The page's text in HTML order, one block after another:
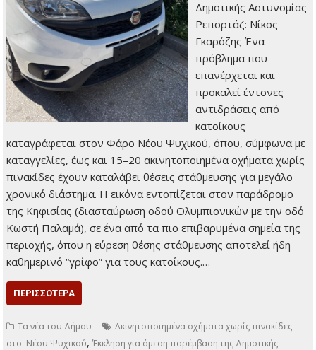
Δημοτικής Αστυνομίας
Ρεπορτάζ: Νίκος
Γκαρόζης Ένα
πρόβλημα που
επανέρχεται και
προκαλεί έντονες
αντιδράσεις από
κατοίκους
καταγράφεται στον Φάρο Νέου Ψυχικού, όπου, σύμφωνα με
καταγγελίες, έως και 15–20 ακινητοποιημένα οχήματα χωρίς
πινακίδες έχουν καταλάβει θέσεις στάθμευσης για μεγάλο
χρονικό διάστημα. Η εικόνα εντοπίζεται στον παράδρομο
της Κηφισίας (διασταύρωση οδού Ολυμπιονικών με την οδό
Κωστή Παλαμά), σε ένα από τα πιο επιβαρυμένα σημεία της
περιοχής, όπου η εύρεση θέσης στάθμευσης αποτελεί ήδη
καθημερινό “γρίφο” για τους κατοίκους.…
ΠΕΡΙΣΣΌΤΕΡΑ
Τα νέα του Δήμου
Ακινητοποιημένα οχήματα χωρίς πινακίδες
στο Νέου Ψυχικού,Έκκληση για άμεση παρέμβαση της Δημοτικής